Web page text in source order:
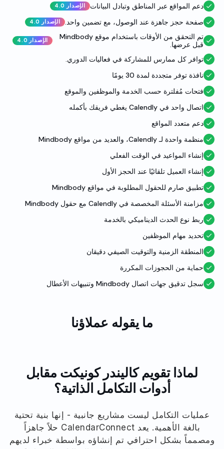
دعم المواقع عبر المناطق وتبادل البيانات الإصدار 4.0
صفحة حجز جاهزة عند الوصول، مع تضمين واحد. الإصدار 4.0
تم التحقق من الأوقات باستخدام موقع Mindbody
قبل عرضها.
الإصدار 4.0
توافر كل ممارس للمشاركة في فعاليات الدوري.
نافذة توفر متجددة لمدة 30 يومًا
فتحات مُفلترة حسب الخدمة والموظفين والموقع
اتصال واحد في Calendly يغطي فريقك بأكمله
دعم متعدد المواقع
منظمة واحدة لـ Calendly، والعديد من مواقع Mindbody
إنشاء المواعيد في الوقت الفعلي
إنشاء العميل تلقائيًا عند الحجز الأول
تطبيق صارم للحقول المطلوبة في مواقع Mindbody
مزامنة الأسئلة المخصصة في Calendly مع حقول Mindbody
ربط نوع الحدث الديناميكي بالخدمة
تحديد مهام الموظفين
المنطقة الزمنية والتوقيت الصيفي دقيقان
حماية من الحجوزات المكررة
سجل تدقيق جهات اتصال Mindbody وتنبيهات الأعطال
ما يقوله عملاؤنا
لماذا تقويم كاليندر كونيكت مقابل
أدوات التكامل الذاتية؟
عمليات التكامل ليست مشاريع جانبية - إنها بنية تحتية
بالغة الأهمية. يعد CalendarConnect حلاً جاهزاً
ومصمماً بشكل احترافي تم إنشاؤه بواسطة خبراء لديهم